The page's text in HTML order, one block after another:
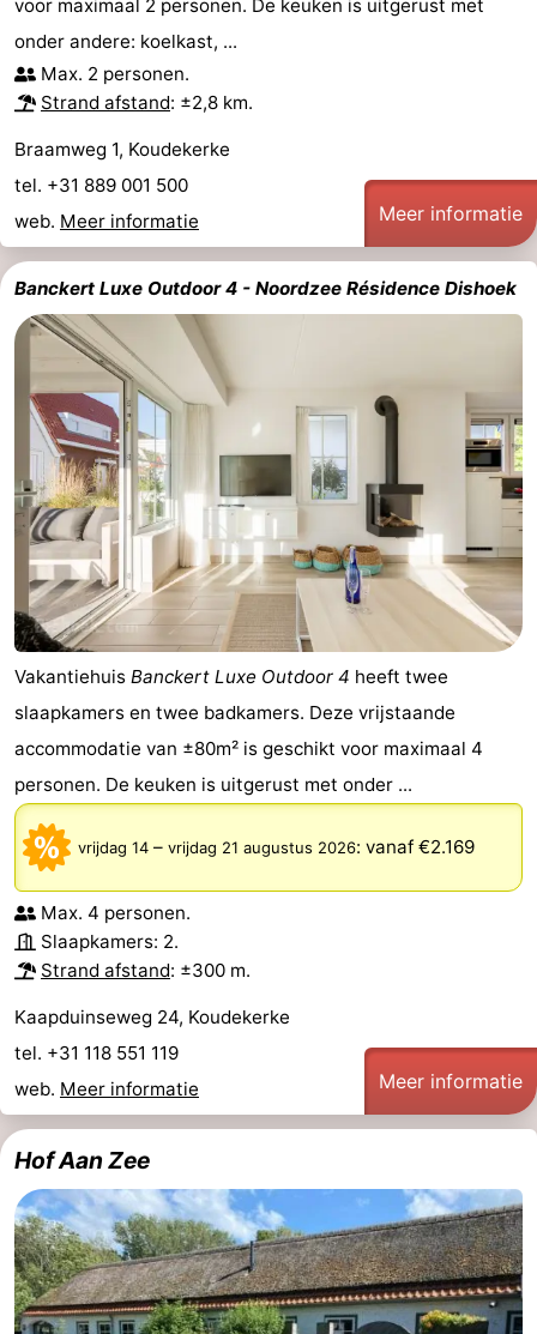
voor maximaal 2 personen. De keuken is uitgerust met
onder andere: koelkast, ...
Max. 2 personen.
Strand afstand: ±2,8 km.
Braamweg 1, Koudekerke
tel. +31 889 001 500
web. Meer informatie Meer informatie
Banckert Luxe Outdoor 4 - Noordzee Résidence Dishoek
Vakantiehuis Banckert Luxe Outdoor 4 heeft twee
slaapkamers en twee badkamers. Deze vrijstaande
accommodatie van ±80m² is geschikt voor maximaal 4
personen. De keuken is uitgerust met onder ...
vrijdag 14 – vrijdag 21 augustus 2026: vanaf €2.169
Max. 4 personen.
Slaapkamers: 2.
Strand afstand: ±300 m.
Kaapduinseweg 24, Koudekerke
tel. +31 118 551 119
web. Meer informatie Meer informatie
Hof Aan Zee